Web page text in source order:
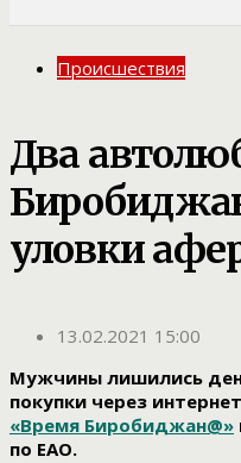
Происшествия
Два
уловки
13.02.2021 15:00
Мужчины лишились
покупки через
«Время Биробиджан@»
по ЕАО.